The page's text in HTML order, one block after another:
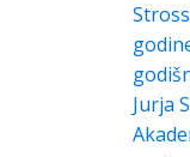
Jurja